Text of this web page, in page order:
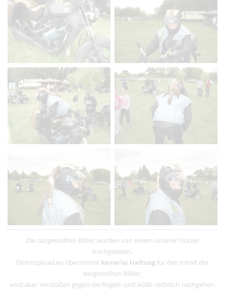
Die dargestellten Bilder wurden von einem unserer Nutzer
hochgeladen.
Directupload.eu übernimmt keinerlei Haftung für den Inhalt der
dargestellten Bilder,
wird aber Verstößen gegen die Regeln und AGBs rechtlich nachgehen.